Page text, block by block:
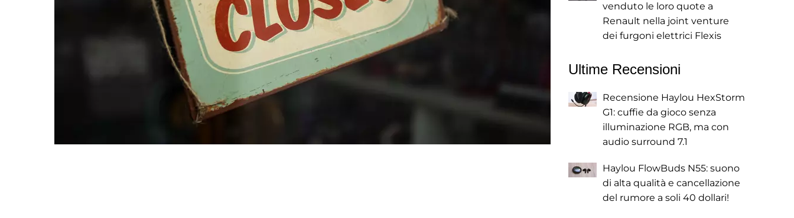
venduto le loro quote a
Renault nella joint venture
dei furgoni elettrici Flexis
Ultime Recensioni
Recensione Haylou HexStorm
G1: cuffie da gioco senza
illuminazione RGB, ma con
audio surround 7.1
Haylou FlowBuds N55: suono
di alta qualità e cancellazione
del rumore a soli 40 dollari!